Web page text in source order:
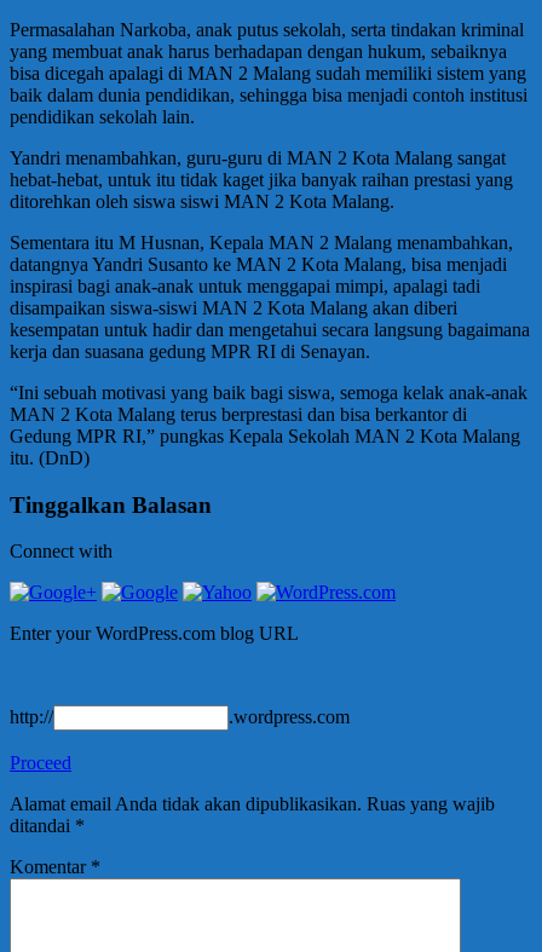
Permasalahan Narkoba, anak putus sekolah, serta tindakan kriminal
yang membuat anak harus berhadapan dengan hukum, sebaiknya
bisa dicegah apalagi di MAN 2 Malang sudah memiliki sistem yang
baik dalam dunia pendidikan, sehingga bisa menjadi contoh institusi
pendidikan sekolah lain.
Yandri menambahkan, guru-guru di MAN 2 Kota Malang sangat
hebat-hebat, untuk itu tidak kaget jika banyak raihan prestasi yang
ditorehkan oleh siswa siswi MAN 2 Kota Malang.
Sementara itu M Husnan, Kepala MAN 2 Malang menambahkan,
datangnya Yandri Susanto ke MAN 2 Kota Malang, bisa menjadi
inspirasi bagi anak-anak untuk menggapai mimpi, apalagi tadi
disampaikan siswa-siswi MAN 2 Kota Malang akan diberi
kesempatan untuk hadir dan mengetahui secara langsung bagaimana
kerja dan suasana gedung MPR RI di Senayan.
“Ini sebuah motivasi yang baik bagi siswa, semoga kelak anak-anak
MAN 2 Kota Malang terus berprestasi dan bisa berkantor di
Gedung MPR RI,” pungkas Kepala Sekolah MAN 2 Kota Malang
itu. (DnD)
Tinggalkan Balasan
Connect with
Enter your WordPress.com blog URL
http:// .wordpress.com
Proceed
Alamat email Anda tidak akan dipublikasikan. Ruas yang wajib
ditandai *
Komentar *